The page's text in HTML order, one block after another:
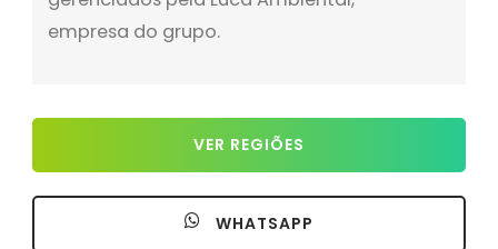
empresa do grupo.
VER REGIÕES
WHATSAPP